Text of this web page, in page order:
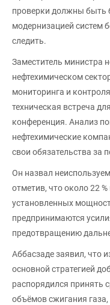
проверки должны быть
модернизацией систем
следить.
Заместитель министра
нефтехимическом
мониторинга и
техническая встреча
конференция. Анализ
нефтехимические
свои обязательства за
Он назвал
отметив, что около 22
установленных
предпринимаются
предотвращению
Аббасзаде заявил, что
основной стратегией
распорядился
объёмов сжигания